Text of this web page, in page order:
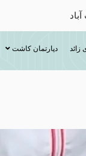
زائد دپارتمان کاشت